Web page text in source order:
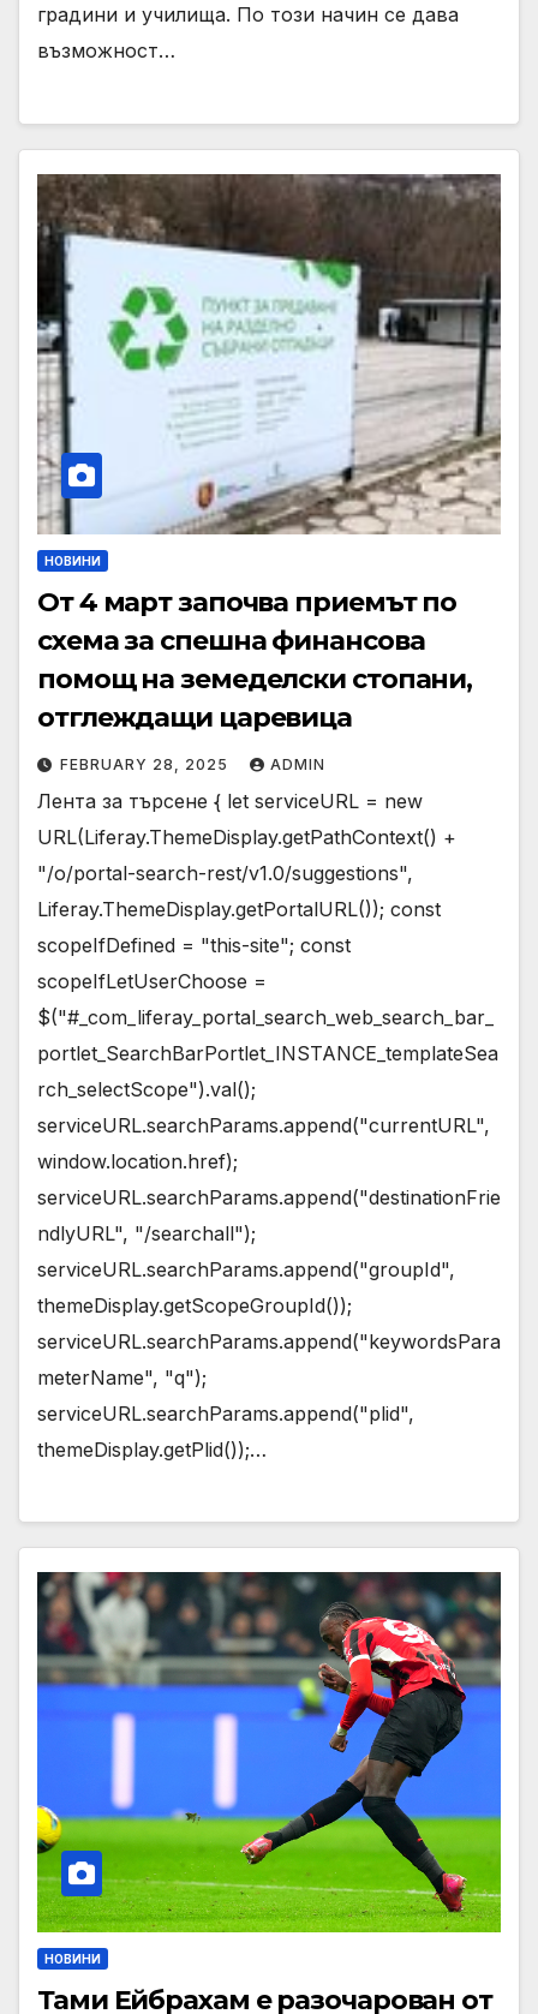
градини и училища. По този начин се дава
възможност…
НОВИНИ
От 4 март започва приемът по
схема за спешна финансова
помощ на земеделски стопани,
отглеждащи царевица
FEBRUARY 28, 2025 ADMIN
Лента за търсене { let serviceURL = new
URL(Liferay.ThemeDisplay.getPathContext() +
"/o/portal-search-rest/v1.0/suggestions",
Liferay.ThemeDisplay.getPortalURL()); const
scopeIfDefined = "this-site"; const
scopeIfLetUserChoose =
$("#_com_liferay_portal_search_web_search_bar_
portlet_SearchBarPortlet_INSTANCE_templateSea
rch_selectScope").val();
serviceURL.searchParams.append("currentURL",
window.location.href);
serviceURL.searchParams.append("destinationFrie
ndlyURL", "/searchall");
serviceURL.searchParams.append("groupId",
themeDisplay.getScopeGroupId());
serviceURL.searchParams.append("keywordsPara
meterName", "q");
serviceURL.searchParams.append("plid",
themeDisplay.getPlid());…
НОВИНИ
Тами Ейбрахам е разочарован от